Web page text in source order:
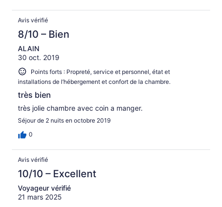
honor wat u pay for .
Avis vérifié
8/10 – Bien
ALAIN
30 oct. 2019
Points forts : Propreté, service et personnel, état et
installations de l’hébergement et confort de la chambre.
très bien
très jolie chambre avec coin a manger.
Séjour de 2 nuits en octobre 2019
0
Avis vérifié
10/10 – Excellent
Voyageur vérifié
21 mars 2025